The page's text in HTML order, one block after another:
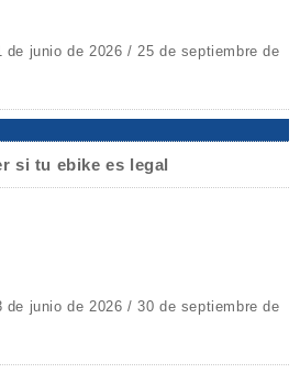
de junio de 2026 / 25 de septiembre de
si tu ebike es legal
de junio de 2026 / 30 de septiembre de